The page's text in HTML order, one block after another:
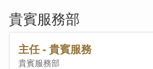
貴賓服務部
主任 - 貴賓服務
貴賓服務部